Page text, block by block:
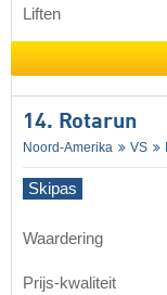
Liften
14. Rotarun
Noord-Amerika VS
Skipas
Waardering
Prijs-kwaliteit